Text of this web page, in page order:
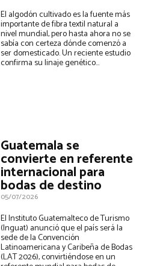
El algodón cultivado es la fuente más
importante de fibra textil natural a
nivel mundial, pero hasta ahora no se
sabía con certeza dónde comenzó a
ser domesticado. Un reciente estudio
confirma su linaje genético...
Guatemala se
convierte en referente
internacional para
bodas de destino
05/07/2026
El Instituto Guatemalteco de Turismo
(Inguat) anunció que el país será la
sede de la Convención
Latinoamericana y Caribeña de Bodas
(LAT 2026), convirtiéndose en un